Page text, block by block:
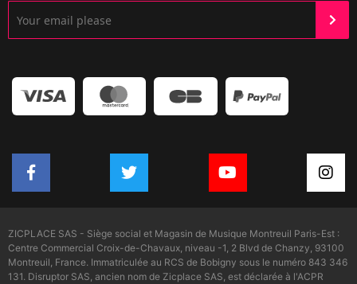
ZICPLACE SAS - Siège social et Magasin de Musique Montreuil Paris-Est :
Centre Commercial Croix-de-Chavaux, niveau -1, 2 Blvd de Chanzy, 93100
Montreuil, France. Immatriculée au RCS de Bobigny sous le numéro 843 346
131. Disruptor SAS, ancien nom de Zicplace SAS, est déclarée à l'ACPR